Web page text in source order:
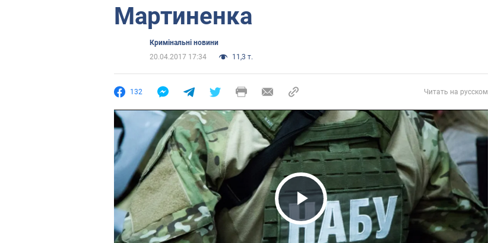
Мартиненка
Кримінальні новини
20.04.2017 17:34
11,3 т.
132 Читать на русском
Play Video